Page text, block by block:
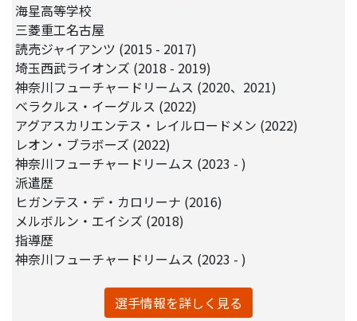
海星高等学校
三菱重工名古屋
読売ジャイアンツ (2015 - 2017)
埼玉西武ライオンズ (2018 - 2019)
神奈川フューチャードリームス (2020、2021)
ベラクルス・イーグルス (2022)
アグアスカリエンテス・レイルロードメン (2022)
レオン・ブラボーズ (2022)
神奈川フューチャードリームス (2023 - )
派遣歴
ヒガンテス・デ・カロリーナ (2016)
メルボルン・エイシズ (2018)
指導歴
神奈川フューチャードリームス (2023 - )
選手情報を詳しく見る